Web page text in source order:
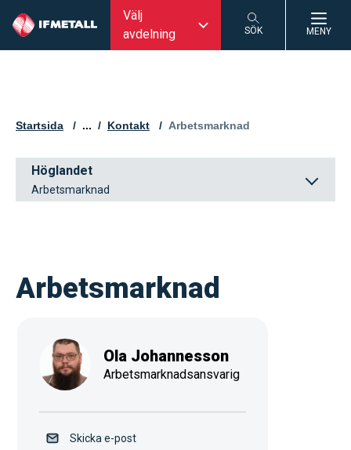
Välj
avdelning
SÖK MENY
Startsida ... Kontakt Aktuell sida:
Arbetsmarknad
Höglandet
Arbetsmarknad
Arbetsmarknad
Ola Johannesson
Arbetsmarknadsansvarig
Skicka e-post